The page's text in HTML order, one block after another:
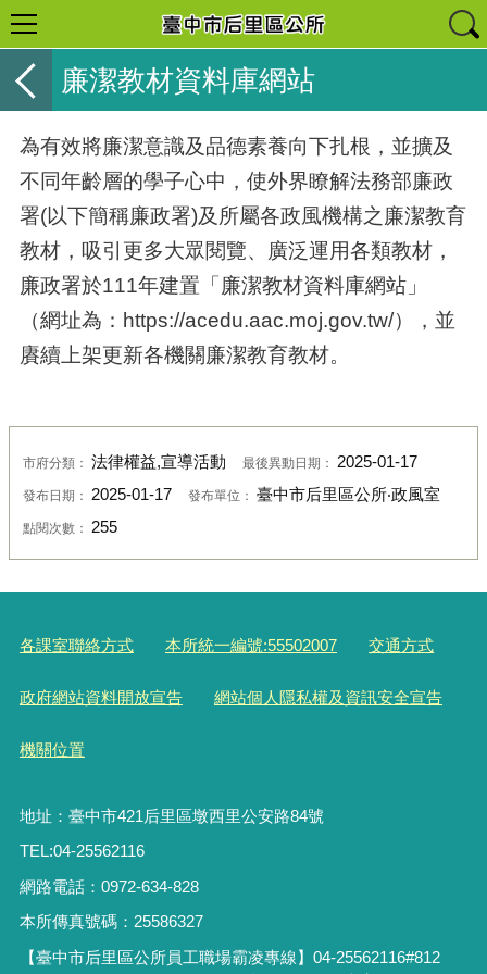
廉潔教材資料庫網站
為有效將廉潔意識及品德素養向下扎根，並擴及
不同年齡層的學子心中，使外界瞭解法務部廉政
署(以下簡稱廉政署)及所屬各政風機構之廉潔教育
教材，吸引更多大眾閱覽、廣泛運用各類教材，
廉政署於111年建置「廉潔教材資料庫網站」
（網址為：https://acedu.aac.moj.gov.tw/），並
賡續上架更新各機關廉潔教育教材。
市府分類： 法律權益,宣導活動 最後異動日期： 2025-01-17
發布日期： 2025-01-17 發布單位： 臺中市后里區公所‧政風室
點閱次數： 255
各課室聯絡方式 本所統一編號:55502007 交通方式
政府網站資料開放宣告 網站個人隱私權及資訊安全宣告
機關位置
地址：臺中市421后里區墩西里公安路84號
TEL:04-25562116
網路電話：0972-634-828
本所傳真號碼：25586327
【臺中市后里區公所員工職場霸凌專線】04-25562116#812